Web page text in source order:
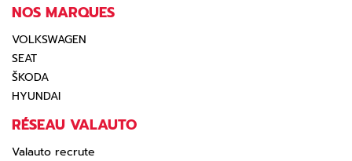
NOS MARQUES
VOLKSWAGEN
SEAT
ŠKODA
HYUNDAI
RÉSEAU VALAUTO
Valauto recrute